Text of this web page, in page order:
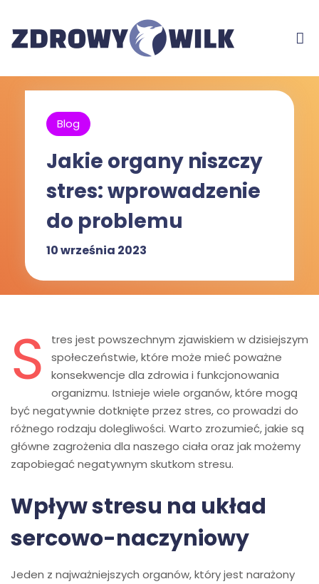
Blog
Jakie organy niszczy
stres: wprowadzenie
do problemu
10 września 2023
S
tres jest powszechnym zjawiskiem w dzisiejszym
społeczeństwie, które może mieć poważne
konsekwencje dla zdrowia i funkcjonowania
organizmu. Istnieje wiele organów, które mogą
być negatywnie dotknięte przez stres, co prowadzi do
różnego rodzaju dolegliwości. Warto zrozumieć, jakie są
główne zagrożenia dla naszego ciała oraz jak możemy
zapobiegać negatywnym skutkom stresu.
Wpływ stresu na układ
sercowo-naczyniowy
Jeden z najważniejszych organów, który jest narażony